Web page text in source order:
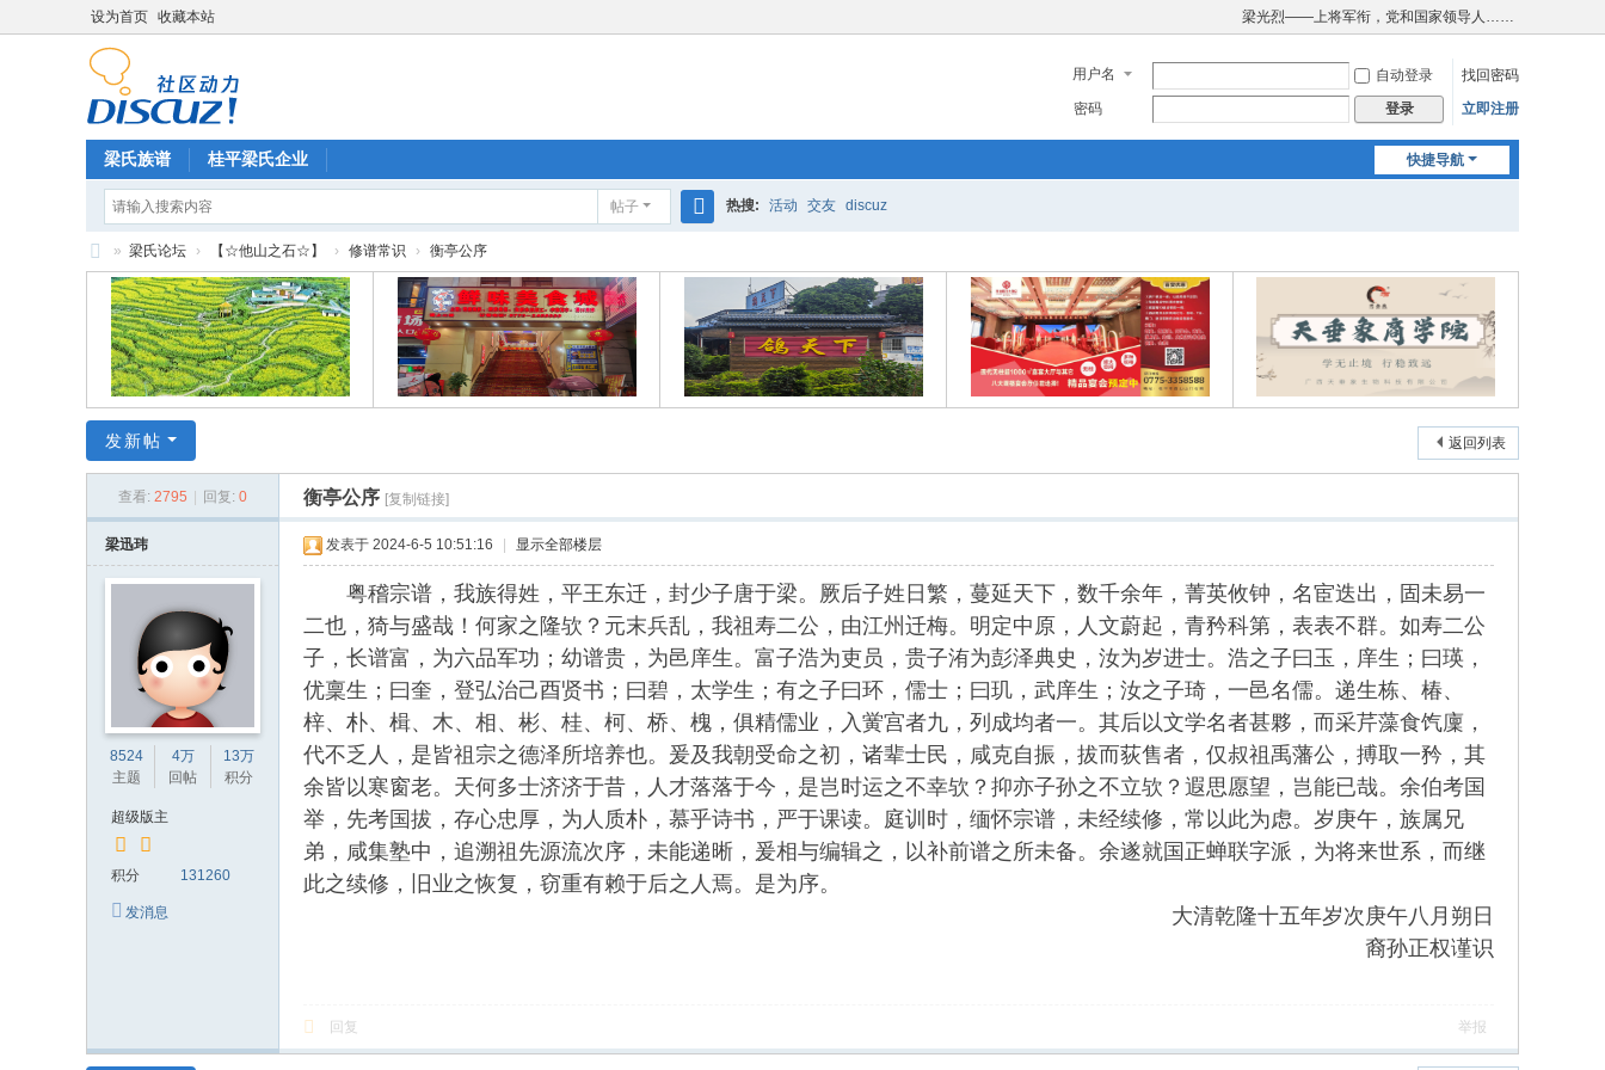
设为首页 收藏本站 梁光烈——上将军衔，党和国家领导人……
用户名 自动登录
找回密码
密码
登录 立即注册
快捷导航
梁氏族谱 桂平梁氏企业
帖子
索
热搜: 活动 交友 discuz
» 梁氏论坛 › 【☆他山之石☆】 › 修谱常识 › 衡亭公序
返回列表
发新帖
查看: 2795 回复: 0 衡亭公序 [复制链接]
梁迅玮
8524
主题
4万
回帖
13万
积分
超级版主
积分 131260
发消息
发表于 2024-6-5 10:51:16 显示全部楼层
粤稽宗谱，我族得姓，平王东迁，封少子唐于梁。厥后子姓日繁，蔓延天下，数千余年，菁英攸钟，名宦迭出，固未易一
二也，猗与盛哉！何家之隆欤？元末兵乱，我祖寿二公，由江州迁梅。明定中原，人文蔚起，青矜科第，表表不群。如寿二公
子，长谱富，为六品军功；幼谱贵，为邑庠生。富子浩为吏员，贵子洧为彭泽典史，汝为岁进士。浩之子曰玉，庠生；曰瑛，
优稟生；曰奎，登弘治己酉贤书；曰碧，太学生；有之子曰环，儒士；曰玑，武庠生；汝之子琦，一邑名儒。递生栋、椿、
梓、朴、楫、木、相、彬、桂、柯、桥、槐，俱精儒业，入黉宫者九，列成均者一。其后以文学名者甚夥，而采芹藻食饩廩，
代不乏人，是皆祖宗之德泽所培养也。爰及我朝受命之初，诸辈士民，咸克自振，拔而荻售者，仅叔祖禹藩公，搏取一矜，其
余皆以寒窗老。天何多士济济于昔，人才落落于今，是岂时运之不幸欤？抑亦子孙之不立欤？遐思愿望，岂能已哉。余伯考国
举，先考国拔，存心忠厚，为人质朴，慕乎诗书，严于课读。庭训时，缅怀宗谱，未经续修，常以此为虑。岁庚午，族属兄
弟，咸集塾中，追溯祖先源流次序，未能递晰，爰相与编辑之，以补前谱之所未备。余遂就国正蝉联字派，为将来世系，而继
此之续修，旧业之恢复，窃重有赖于后之人焉。是为序。
大清乾隆十五年岁次庚午八月朔日
裔孙正权谨识
回复 举报